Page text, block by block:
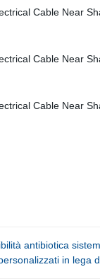
antibiotica
in lega